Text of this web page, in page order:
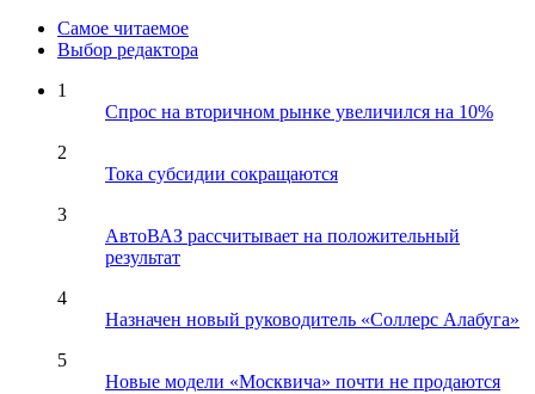
Самое читаемое
Выбор редактора
1
Спрос на вторичном рынке увеличился на 10%
2
Тока субсидии сокращаются
3
АвтоВАЗ рассчитывает на положительный
результат
4
Назначен новый руководитель «Соллерс Алабуга»
5
Новые модели «Москвича» почти не продаются